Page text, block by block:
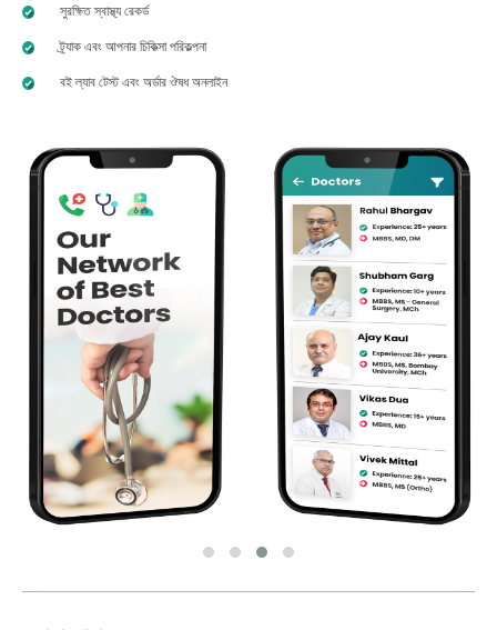
সুরক্ষিত স্বাস্থ্য রেকর্ড
ট্র্যাক এবং আপনার চিকিত্সা পরিকল্পনা
বই ল্যাব টেস্ট এবং অর্ডার ঔষধ অনলাইন